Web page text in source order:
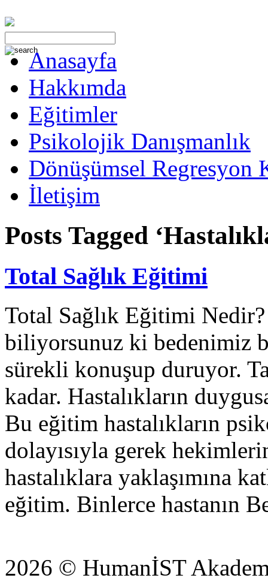
Anasayfa
Hakkımda
Eğitimler
Psikolojik Danışmanlık
Dönüşümsel Regresyon
İletişim
Posts Tagged
Total Sağlık Eğitimi
Total Sağlık Eğitimi
biliyorsunuz ki bedenimiz
sürekli konuşup duruyor.
kadar. Hastalıkların
Bu eğitim hastalıkların
dolayısıyla gerek
hastalıklara yaklaşımına
eğitim. Binlerce hastanın
2026 © HumanİST